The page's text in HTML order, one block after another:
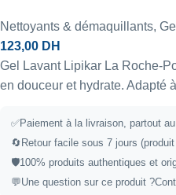
Nettoyants & démaquillants,
123,00 DH
Gel Lavant Lipikar La Roche-
en douceur et hydrate. Adapté
✅Paiement à la livraison, partout
🔄Retour facile sous 7 jours
🛡️100% produits authentiques et
💬Une question sur ce produit ?